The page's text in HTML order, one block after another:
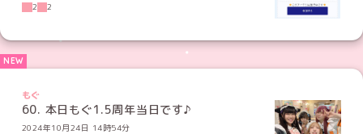
2
2
もぐ
60. 本日もぐ1.5周年当日です♪
2024年10月24日 14時54分